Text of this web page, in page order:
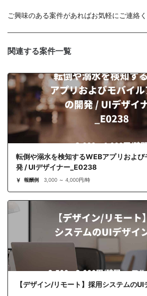
ご興味のある案件があればお気軽にご連絡く
関連する案件一覧
転倒や溺水を検知するWEBアプリおよび
発 / UIデザイナー_E0238
報酬例 3,000 ～ 4,000円/時
【デザイン/リモート】採用システムの